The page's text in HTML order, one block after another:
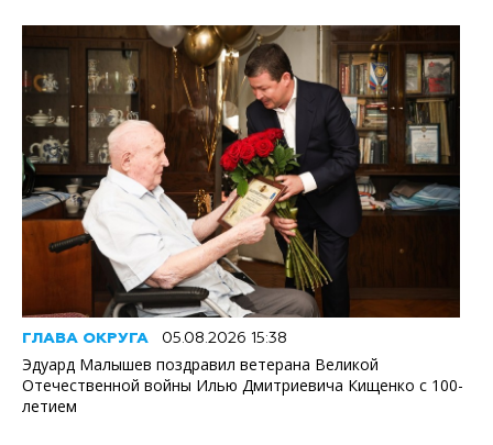
ГЛАВА ОКРУГА 05.08.2026 15:38
Эдуард Малышев поздравил ветерана Великой
Отечественной войны Илью Дмитриевича Кищенко с 100-
летием